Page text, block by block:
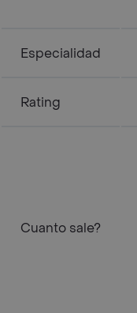
Especialidad
Rating
Cuanto sale?